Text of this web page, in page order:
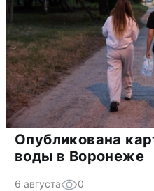
Опубликована
воды в Воронеже
6 августа 0